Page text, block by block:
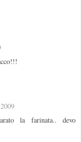
la farinata.. devo